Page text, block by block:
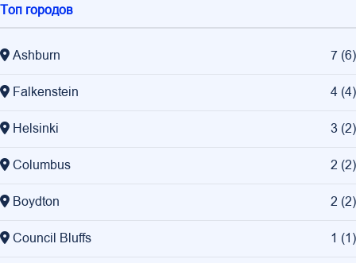
Топ городов
Ashburn 7 (6)
Falkenstein 4 (4)
Helsinki 3 (2)
Columbus 2 (2)
Boydton 2 (2)
Council Bluffs 1 (1)